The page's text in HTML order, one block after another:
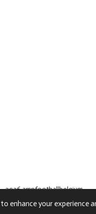
enhance your experience
2026 ampfootballbelgium